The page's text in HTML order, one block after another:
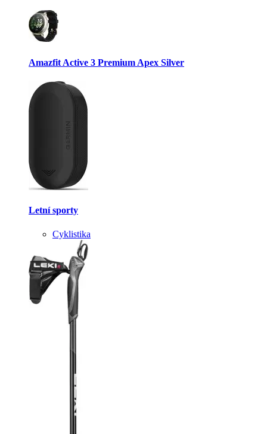
Amazfit Active 3 Premium Apex Silver
Letní sporty
Cyklistika